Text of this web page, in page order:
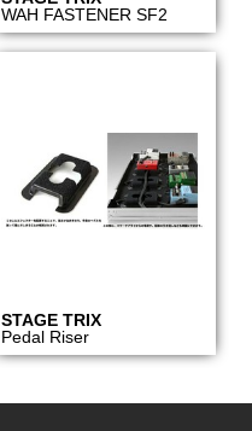
WAH FASTENER SF2
STAGE TRIX
Pedal Riser